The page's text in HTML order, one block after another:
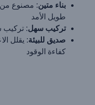
بناء متين: مصنوع من
طويل الأمد
تركيب سهل: تركيب
صديق للبيئة: يقلل
كفاءة الوقود